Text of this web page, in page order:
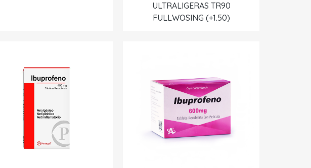
ULTRALIGERAS TR90
FULLWOSING (+1.50)